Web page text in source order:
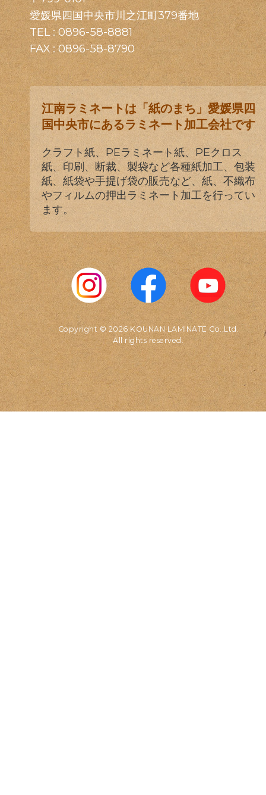
愛媛県四国中央市川之江町379番地
TEL :0896-58-8881
FAX : 0896-58-8790
江南ラミネートは「紙のまち」愛媛県四
国中央市にあるラミネート加工会社です
クラフト紙、PEラミネート紙、PEクロス
紙、印刷、断裁、製袋など各種紙加工、包装
紙、紙袋や手提げ袋の販売など、紙、不織布
やフィルムの押出ラミネート加工を行ってい
ます。
Copyright © 2026 KOUNAN LAMINATE Co.,Ltd.
All rights reserved.